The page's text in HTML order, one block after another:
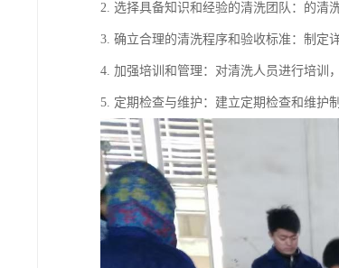
2. 选择具备知识和经验的清洗团队：的清
3. 确立合理的清洗程序和验收标准：制定
4. 加强培训和管理：对清洗人员进行培训
5. 定期检查与维护：建立定期检查和维护